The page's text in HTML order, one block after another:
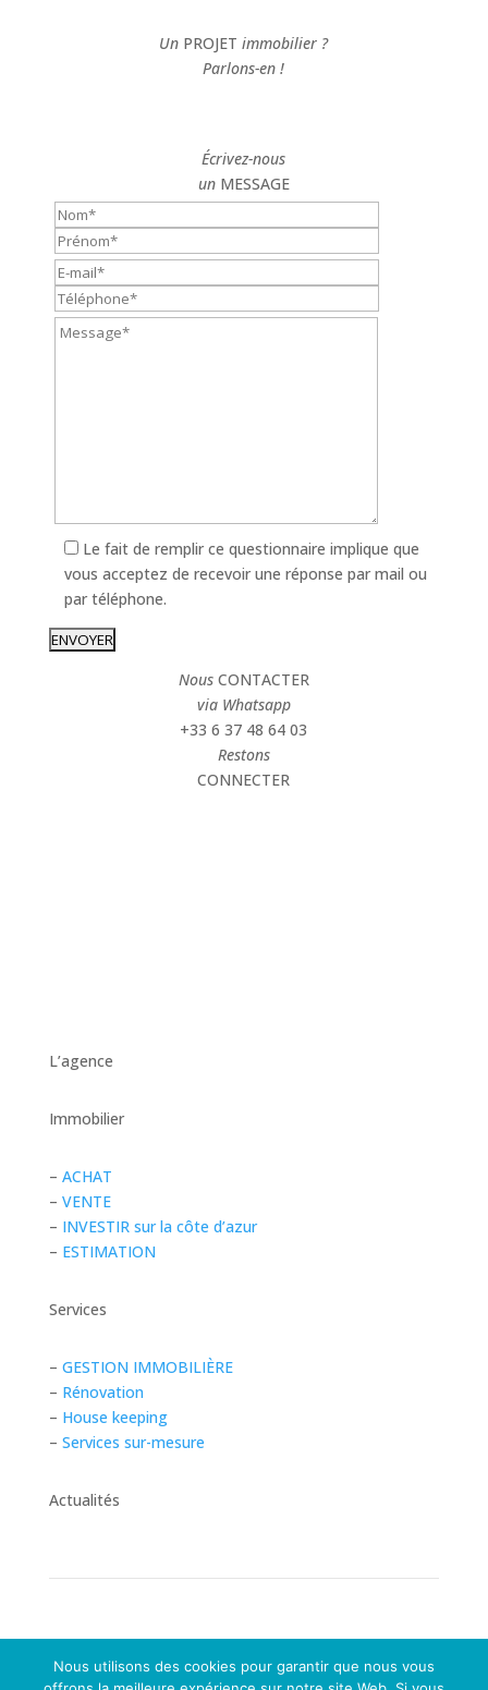
Un PROJETimmobilier ?
Parlons-en !
Écrivez-nous
unMESSAGE
Le fait de remplir ce questionnaire implique que
vous acceptez de recevoir une réponse par mail ou
par téléphone.
NousCONTACTER
via Whatsapp
+33 6 37 48 64 03
Restons
CONNECTER
L’agence
Immobilier
– ACHAT
– VENTE
– INVESTIR sur la côte d’azur
– ESTIMATION
Services
– GESTION IMMOBILIÈRE
– Rénovation
– House keeping
– Services sur-mesure
Actualités
droits réservés. Site réalisé par l’agenceBASE SUD.
Nous utilisons des cookies pour garantir que nous vous